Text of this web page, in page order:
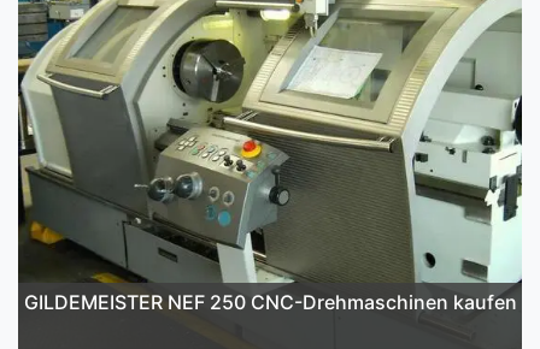
GILDEMEISTER NEF 250 CNC-Drehmaschinen kaufen